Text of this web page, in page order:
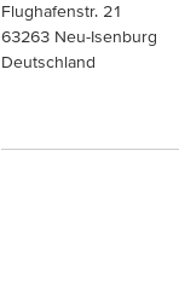
Flughafenstr. 21
63263 Neu-Isenburg
Deutschland